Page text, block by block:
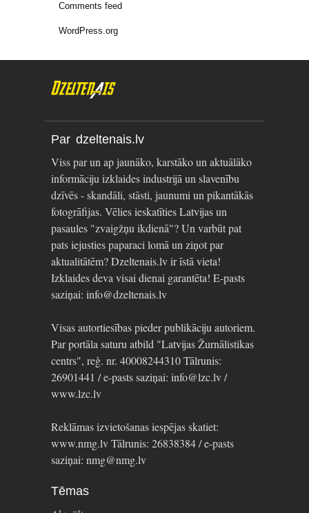
Comments feed
WordPress.org
Par dzeltenais.lv
Viss par un ap jaunāko, karstāko un aktuālāko
informāciju izklaides industrijā un slavenību
dzīvēs - skandāli, stāsti, jaunumi un pikantākās
fotogrāfijas. Vēlies ieskatīties Latvijas un
pasaules "zvaigžņu ikdienā"? Un varbūt pat
pats iejusties paparaci lomā un ziņot par
aktualitātēm? Dzeltenais.lv ir īstā vieta!
Izklaides deva visai dienai garantēta! E-pasts
saziņai: info@dzeltenais.lv
Visas autortiesības pieder publikāciju autoriem.
Par portāla saturu atbild "Latvijas Žurnālistikas
centrs", reģ. nr. 40008244310 Tālrunis:
26901441 / e-pasts saziņai: info@lzc.lv /
www.lzc.lv
Reklāmas izvietošanas iespējas skatiet:
www.nmg.lv Tālrunis: 26838384 / e-pasts
saziņai: nmg@nmg.lv
Tēmas